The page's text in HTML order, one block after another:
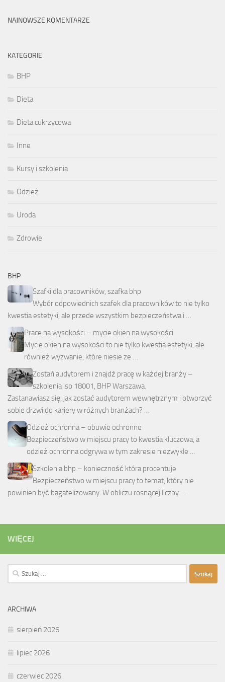
NAJNOWSZE KOMENTARZE
KATEGORIE
BHP
Dieta
Dieta cukrzycowa
Inne
Kursy i szkolenia
Odzież
Uroda
Zdrowie
BHP
Szafki dla pracowników, szafka bhp
Wybór odpowiednich szafek dla pracowników to nie tylko
kwestia estetyki, ale przede wszystkim bezpieczeństwa i …
Prace na wysokości – mycie okien na wysokości
Mycie okien na wysokości to nie tylko kwestia estetyki, ale
również wyzwanie, które niesie ze …
Zostań audytorem i znajdź pracę w każdej branży –
szkolenia iso 18001, BHP Warszawa.
Zastanawiasz się, jak zostać audytorem wewnętrznym i otworzyć
sobie drzwi do kariery w różnych branżach? …
Odzież ochronna – obuwie ochronne
Bezpieczeństwo w miejscu pracy to kwestia kluczowa, a
odzież ochronna odgrywa w tym zakresie niezwykle …
Szkolenia bhp – konieczność która procentuje
Bezpieczeństwo w miejscu pracy to temat, który nie
powinien być bagatelizowany. W obliczu rosnącej liczby …
WIĘCEJ
Szukaj:
ARCHIWA
sierpień 2026
lipiec 2026
czerwiec 2026